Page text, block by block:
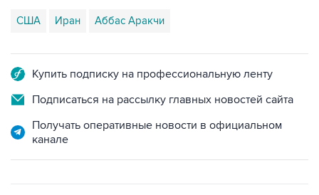
Подписаться на рассылку главных новостей сайта
Получать оперативные новости в официальном